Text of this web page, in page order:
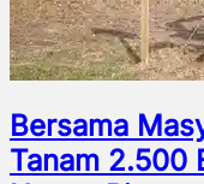
Bersama
Tanam 2.500